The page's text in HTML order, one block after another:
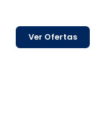
Ver Ofertas